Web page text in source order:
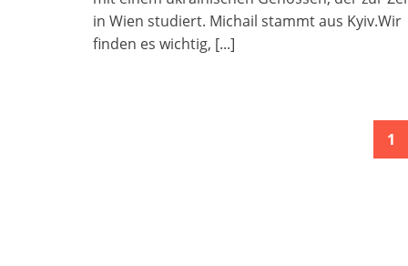
in Wien studiert. Michail stammt aus Kyiv.Wir
finden es wichtig, [...]
1